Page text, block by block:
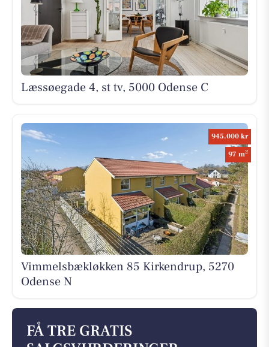
Læssøegade 4, st tv, 5000 Odense C
945.000 kr
97 m2
Vimmelsbækløkken 85 Kirkendrup, 5270
Odense N
FÅ TRE GRATIS